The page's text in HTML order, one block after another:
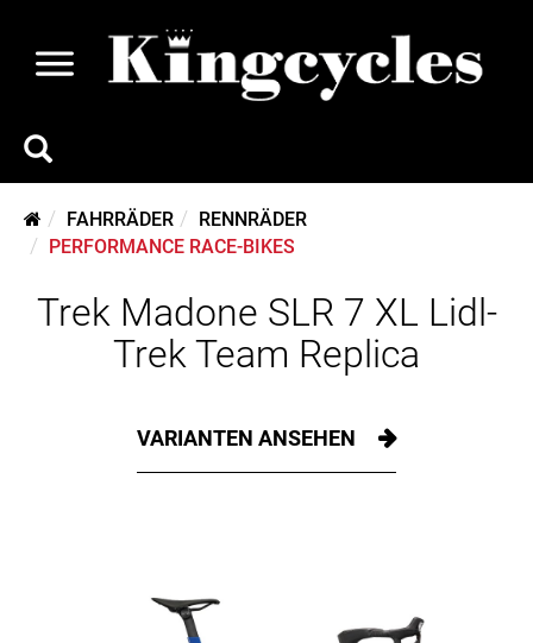
FAHRRÄDER
RENNRÄDER
PERFORMANCE RACE-BIKES
Trek Madone SLR 7 XL Lidl-
Trek Team Replica
VARIANTEN ANSEHEN